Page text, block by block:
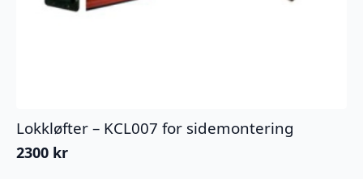
Lokkløfter – KCL007 for sidemontering
2300 kr